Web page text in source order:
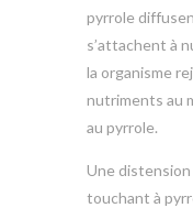
pyrrole
s’attachent à
la organisme
nutriments au
au pyrrole.
Une
touchant à